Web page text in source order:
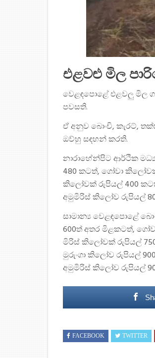
එළවළු මිල
වෙළඳපොළේ එළවලු මිල
පවසති.
ඒ අනුව බොංචි, කැරට්,
ඔව්හු සඳහන් කරති.
නාරාහේන්පිට ආර්ථික
480 කටත්, ගෝවා
කිලෝවක් රුපියල් 400
අමුමිරිස් කිලෝව රුපියල්
සාමාන්‍ය වෙළඳපොළේ
600ත් අතර මිළකටත්,
මිරිස් කිලෝවක් රුපියල්
මුරුංගා කිලෝව රුපියල්
අමුමිරිස් කිලෝව රුපියල්
FACEBOOK TWITTER